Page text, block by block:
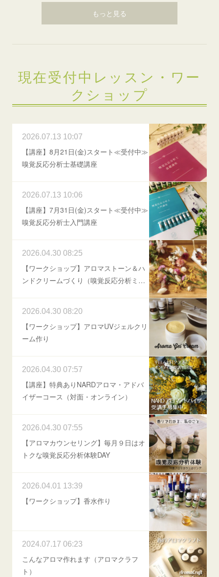
もっと見る
現在受付中レッスン・ワー
クショップ
2026.07.13 10:07
【講座】8月21日(金)スタート≪受付中≫
嗅覚反応分析士基礎講座
2026.07.13 10:06
【講座】7月31日(金)スタート≪受付中≫
嗅覚反応分析士入門講座
2026.04.30 08:25
【ワークショップ】アロマストーン＆ハ
ンドクリームづくり（嗅覚反応分析ミ…
2026.04.30 08:20
【ワークショップ】アロマUVジェルクリ
ーム作り
2026.04.30 07:57
【講座】特典ありNARDアロマ・アドバ
イザーコース（対面・オンライン）
2026.04.30 07:55
【アロマカウンセリング】毎月９日はオ
トクな嗅覚反応分析体験DAY
2026.04.01 13:39
【ワークショップ】香水作り
2024.07.17 06:23
こんなアロマ作れます（アロマクラフ
ト）